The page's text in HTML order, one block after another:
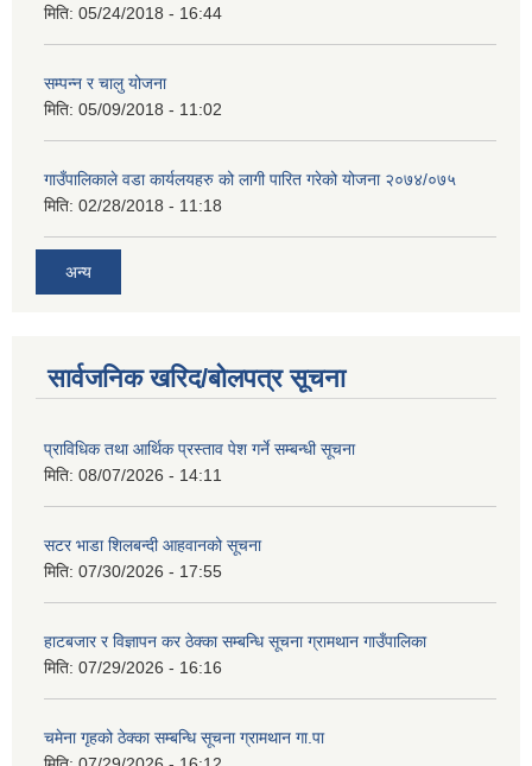
मिति: 05/24/2018 - 16:44
सम्पन्न र चालु योजना
मिति: 05/09/2018 - 11:02
गाउँपालिकाले वडा कार्यलयहरु को लागी पारित गरेको योजना २०७४/०७५
मिति: 02/28/2018 - 11:18
अन्य
सार्वजनिक खरिद/बोलपत्र सूचना
प्राविधिक तथा आर्थिक प्रस्ताव पेश गर्ने सम्बन्धी सूचना
मिति: 08/07/2026 - 14:11
सटर भाडा शिलबन्दी आहवानको सूचना
मिति: 07/30/2026 - 17:55
हाटबजार र विज्ञापन कर ठेक्का सम्बन्धि सूचना ग्रामथान गाउँपालिका
मिति: 07/29/2026 - 16:16
चमेना गृहको ठेक्का सम्बन्धि सूचना ग्रामथान गा.पा